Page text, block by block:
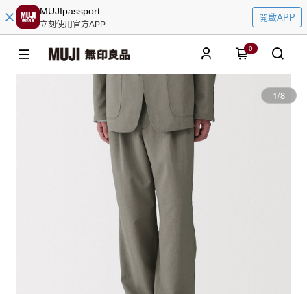
MUJIpassport
立刻使用官方APP
開啟APP
0
1/8